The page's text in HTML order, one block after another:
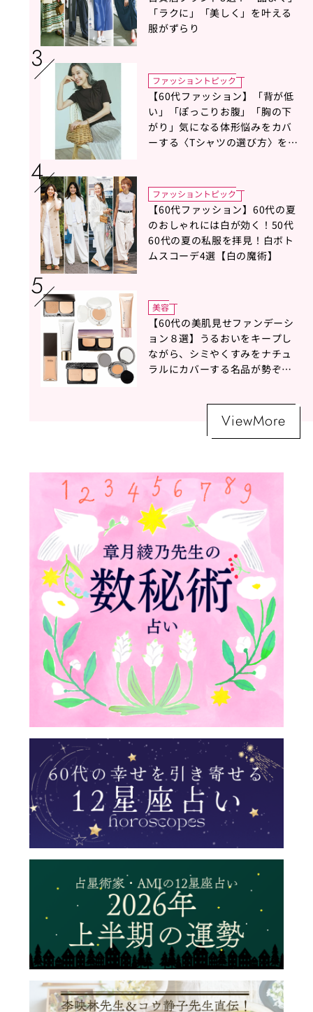
「ラクに」「美しく」を叶える
服がずらり
ファッショントピック
【60代ファッション】「背が低
い」「ぽっこりお腹」「胸の下
がり」気になる体形悩みをカバ
ーする〈Tシャツの選び方〉をス
ファッショントピック
【60代ファッション】60代の夏
のおしゃれには白が効く！50代
60代の夏の私服を拝見！白ボト
ムスコーデ4選【白の魔術】
美容
【60代の美肌見せファンデーシ
ョン８選】うるおいをキープし
ながら、シミやくすみをナチュ
ラルにカバーする名品が勢ぞろ
ViewMore